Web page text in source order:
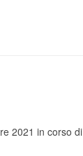
2021 in corso di